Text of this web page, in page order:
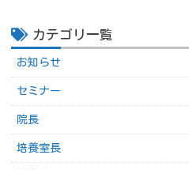
カテゴリ一覧
お知らせ
セミナー
院長
培養室長